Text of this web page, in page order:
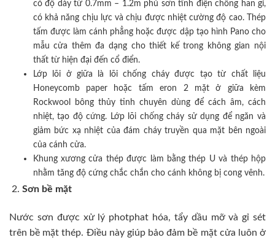
có độ dày từ 0.7mm – 1.2m phủ sơn tĩnh điện chống han gỉ,
có khả năng chịu lực và chịu được nhiệt cường độ cao. Thép
tấm được làm cánh phẳng hoặc được dập tạo hình Pano cho
mẫu cửa thêm đa dạng cho thiết kế trong không gian nội
thất từ hiện đại đến cổ điển.
Lớp lõi ở giữa là lõi chống cháy được tạo từ chất liệu
Honeycomb paper hoặc tấm eron 2 mặt ở giữa kèm
Rockwool bông thủy tinh chuyên dùng để cách âm, cách
nhiệt, tạo độ cứng. Lớp lõi chống cháy sử dụng để ngăn và
giảm bức xạ nhiệt của đám cháy truyền qua mặt bên ngoài
của cánh cửa.
Khung xương cửa thép được làm bằng thép U và thép hộp
nhằm tăng độ cứng chắc chắn cho cánh không bị cong vênh.
Sơn bề mặt
Nước sơn được xử lý photphat hóa, tẩy dầu mỡ và gỉ sét
trên bề mặt thép. Điều này giúp bảo đảm bề mặt cửa luôn ở